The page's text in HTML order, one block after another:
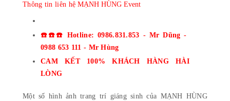
Thông tin liên hệMẠNH HÙNG Event
☎️☎️☎️ Hotline: 0986.831.853 - Mr Dũng -
0988 653 111 - Mr Hùng
CAM KẾT 100% KHÁCH HÀNG HÀI
LÒNG
Một số hình ảnh trang trí giáng sinh của MẠNH HÙNG